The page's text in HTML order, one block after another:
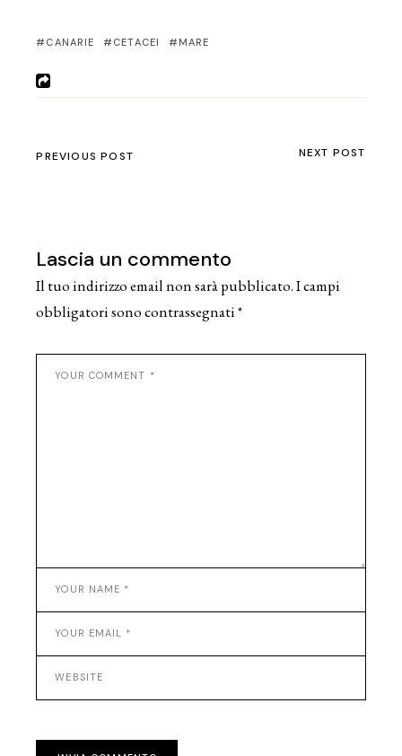
CANARIE CETACEI MARE
PREVIOUS POST NEXT POST
Lascia un commento
Il tuo indirizzo email non sarà pubblicato.I campi
obbligatori sono contrassegnati*